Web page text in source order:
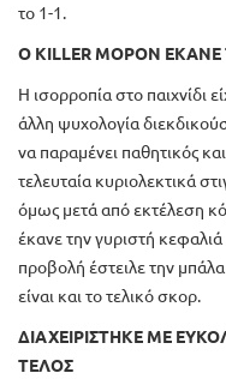
το 1-1.
O KILLER ΜΟΡΟΝ ΕΚΑΝΕ
Η ισορροπία στο παιχνίδι
άλλη ψυχολογία
να παραμένει παθητικός
τελευταία κυριολεκτικά
όμως μετά από εκτέλεση
έκανε την γυριστή
προβολή έστειλε την
είναι και το τελικό σκορ.
ΔΙΑΧΕΙΡΙΣΤΗΚΕ ΜΕ
ΤΕΛΟΣ